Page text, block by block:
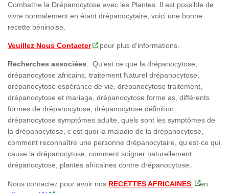
Combattre la Drépanocytose avec les Plantes. Il est possible de
vivre normalement en étant drépanocytaire, voici une bonne
recette béninoise.
Veuillez Nous Contacter pour plus d’informations.
Recherches associées : Qu’est ce que la drépanocytose,
drépanocytose africains, traitement Naturel drépanocytose,
drépanocytose espérance de vie, drépanocytose traitement,
drépanocytose et mariage, drépanocytose forme as, différents
formes de drépanocytose, drépanocytose définition,
drépanocytose symptômes adulte, quels sont les symptômes de
la drépanocytose, c’est quoi la maladie de la drépanocytose,
comment reconnaître une personne drépanocytaire, qu’est-ce qui
cause la drépanocytose, comment soigner naturellement
drépanocytose, plantes africaines contre drépanocytose,
Nous contactez pour avoir nos RECETTES AFRICAINES
en